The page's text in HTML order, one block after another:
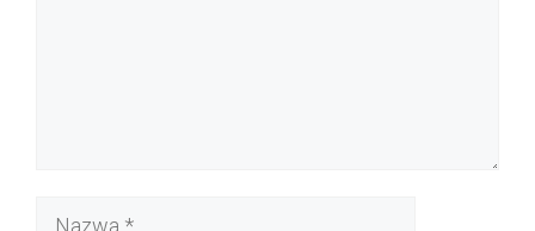
Nazwa